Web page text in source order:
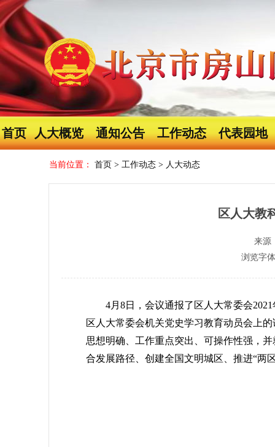
首页 人大概览 通知公告 工作动态 代表园地
当前位置： 首页 > 工作动态 > 人大动态
区人大教
来源
浏览字
4月8日，会议通报了区人大常委会2021
区人大常委会机关党史学习教育动员会上
思想明确、工作重点突出、可操作性强，
合发展路径、创建全国文明城区、推进“两